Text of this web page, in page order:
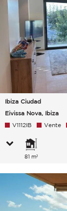
Ibiza Ciudad
Eivissa Nova, Ibiza
V1112IB Vente
81 m²